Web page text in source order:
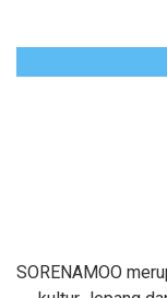
SORENAMOO